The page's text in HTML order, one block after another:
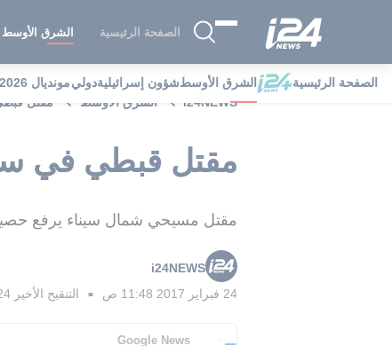
الصفحة الرئيسية الشرق الأوسط
الصفحة الرئيسية الشرق الأوسطشؤون إسرائيليةدوليمونديال 2026
i24NEWS
الشرق الأوسط مقتل
مقتل قبطي في
مقتل مسيحي شمال سيناء يرفع حصيلة الضحايا فيها لـ5 منذ مطلع الشهر الجاري
i24NEWS
24 فبراير 2017 11:48 ص
■ التنقيح الأخير 24 فبراير
Google News